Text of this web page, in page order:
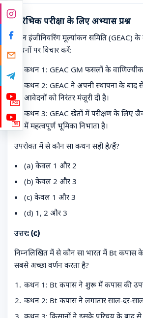
प्रारंभिक परीक्षा के लिए अभ्यास प्रश्न
जीन इंजीनियरिंग मूल्यांकन समिति (GEAC) के
कथनों पर विचार करें:
कथन 1: GEAC GM फसलों के
कथन 2: GEAC ने अपनी स्थापना के
आवेदनों को निरंतर मंजूरी दी है।
कथन 3: GEAC खेतों में परीक्षण के लिए जैव
में महत्वपूर्ण भूमिका निभाता है।
उपरोक्त में से कौन सा कथन सही है/हैं?
(a) केवल 1 और 2
(b) केवल 2 और 3
(c) केवल 1 और 3
(d) 1, 2 और 3
उत्तर: (c)
निम्नलिखित में से कौन सा भारत में Bt कपास
सबसे अच्छा वर्णन करता है?
कथन 1: Bt कपास ने शुरू में कपास की उपज
कथन 2: Bt कपास ने लगातार साल-दर-
कथन 3: किसानों ने इसके परिचय के बाद
PCS
NE